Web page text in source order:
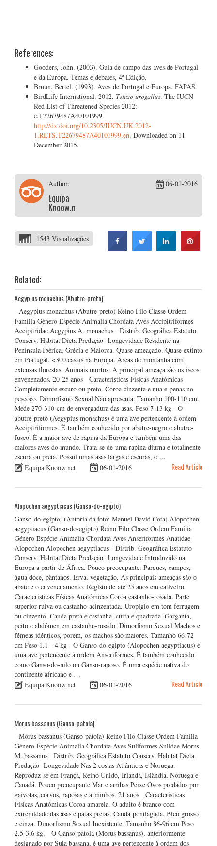
References:
Gooders, John. (2003). Guia de campo das aves de Portugal
e da Europa. Temas e debates, 4ª Edição.
Bruun, Bertel. (1993). Aves de Portugal e Europa. FAPAS.
BirdLife International. 2012. Tetrao urogallus. The IUCN
Red List of Threatened Species 2012:
e.T22679487A40101999.
http://dx.doi.org/10.2305/IUCN.UK.2012-
1.RLTS.T22679487A40101999.en. Downloaded on 11
December 2015.
Author:
Equipa
Knoow.net
06-01-2016
1543 Visualizações
Related:
Aegypius monachus (Abutre-preto)
Aegypius monachus (Abutre-preto) Reino Filo Classe Ordem
Família Género Espécie Animalia Chordata Aves Accipitriformes
Accipitridae Aegypius A. monachus Distrib. Geográfica Estatuto
Conserv. Habitat Dieta Predação Longevidade Residente na
Península Ibérica, Grécia e Maiorca. Quase ameaçado. Quase extinto
em Portugal. <300 casais na Europa. Áreas de montanha com
extensas florestas. Animais mortos. A principal ameaça são os iscos
envenenados. 20-25 anos Características Físicas Anatómicas
Completamente escuro ou preto. Coroa cinzenta e nua e penas no
pescoço. Dimorfismo Sexual Não apresenta. Tamanho 100-110 cm.
Mede 270-310 cm de envergadura das asas. Peso 7-13 kg O
abutre-preto (Aegypius monachus) é uma ave pertencente à ordem
Accipitriformes. É também conhecido por abutre-negro e abutre-
fusco. É a maior ave de rapina da Europa e também uma das
maiores aves do mundo. Trata-se de uma rapina diurna e totalmente
escura ou preta. Possui umas asas largas e escuras, e …
Equipa Knoow.net
06-01-2016 Read Article
Alopochen aegyptiacus (Ganso-do-egipto)
Ganso-do-egipto. (Autoria da foto: Manuel David Cota) Alopochen
aegyptiacus (Ganso-do-egipto) Reino Filo Classe Ordem Família
Género Espécie Animalia Chordata Aves Anseriformes Anatidae
Alopochen Alopochen aegyptiacus Distrib. Geográfica Estatuto
Conserv. Habitat Dieta Predação Longevidade Introduzido na
Europa a partir de África. Pouco preocupante. Parques, campos,
água doce, pântanos. Erva, vegetação. As principais ameaças são o
abate e o envenenamento. Registo de até 25 anos em cativeiro.
Características Físicas Anatómicas Coroa castanho-rosada. Parte
superior ruiva ou castanho-acinzentada. Uropígio em tom ferrugem
ou cinzento. Cauda preta e castanha, curta e quadrada. Garganta,
peito e abdómen em castanho-rosado. Dimorfismo Sexual Machos e
fêmeas idênticos, porém, os machos são maiores. Tamanho 66-72
cm Peso 1.1 - 4 kg O Ganso-do-egipto (Alopochen aegyptiacus) é
uma ave pertencente à ordem Anseriformes. É também conhecido
como Ganso-do-nilo ou Ganso-raposo. É uma espécie nativa do
continente africano e …
Equipa Knoow.net
06-01-2016 Read Article
Morus bassanus (Ganso-patola)
Morus bassanus (Ganso-patola) Reino Filo Classe Ordem Família
Género Espécie Animalia Chordata Aves Suliformes Sulidae Morus
M. bassanus Distrib. Geográfica Estatuto Conserv. Habitat Dieta
Predação Longevidade Nas 2 costas Atlânticas e Noruega.
Reproduz-se em França, Reino Unido, Irlanda, Islândia, Noruega e
Canadá. Pouco preocupante Mar e arribas Peixe Ovos predados por
gaivotas, corvos, raposas e arminhos. 21 anos Características
Físicas Anatómicas Coroa amarela. O adulto é branco com
extremidade das asas e patas pretas. Cauda pontiaguda. Bico grosso
e cinza. Dimorfismo Sexual Inexistente. Tamanho 86-96 cm Peso
2.5-3.6 kg. O Ganso-patola (Morus bassanus), anteriormente
designado por Sula bassana, é uma ave pertencente à ordem dos